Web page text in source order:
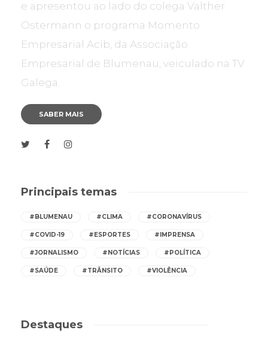
e apresentou ao lado do colega Valther
Ostermann o programa Momento
Empresarial Acib, da Associação
Empresarial de Blumenau, veiculado na TV
Galega.
SABER MAIS
Principais temas
#BLUMENAU #CLIMA #CORONAVÍRUS
#COVID-19 #ESPORTES #IMPRENSA
#JORNALISMO #NOTÍCIAS #POLÍTICA
#SAÚDE #TRÂNSITO #VIOLÊNCIA
Destaques